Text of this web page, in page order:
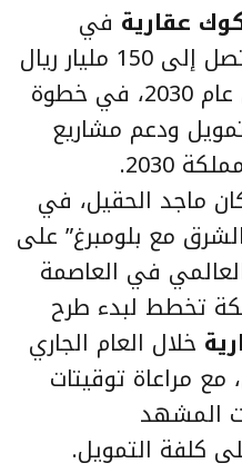
عقارية في
الأسواق العالمية بقيمة تصل إلى 150 مليار ريال
(نحو 40 مليار دولار) بحلول عام 2030، في خطوة
ودعم مشاريع
2030.
ماجد الحقيل، في
مع بلومبرغ” على
في العاصمة
تخطط لبدء طرح
خلال العام الجاري
ريال، مع مراعاة توقيتات
المشهد
كلفة التمويل.